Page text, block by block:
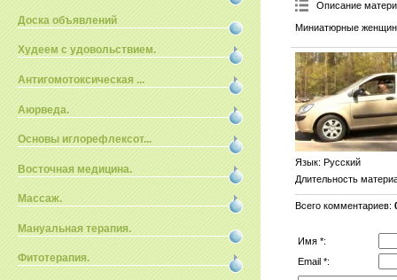
Доска объявлений
Худеем с удовольствием.
Антигомотоксическая ...
Аюрведа.
Основы иглорефлексот...
Восточная медицина.
Массаж.
Мануальная терапия.
Фитотерапия.
Описание
Миниатюрные
Язык: Русский
Длительность
Всего комментариев:
Имя *:
Email *: